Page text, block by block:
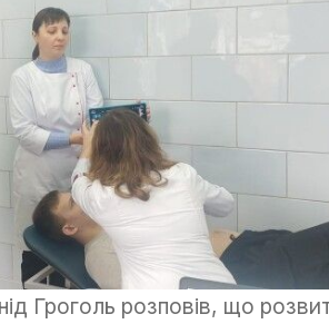
Гроголь розповів, що